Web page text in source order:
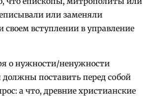
или заменяли
вступлении в управление
о нужности/ненужности
поставить перед собой
а что, древние христианские